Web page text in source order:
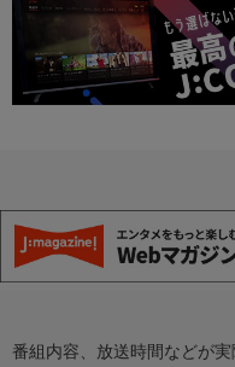
番組内容、放送時間などが